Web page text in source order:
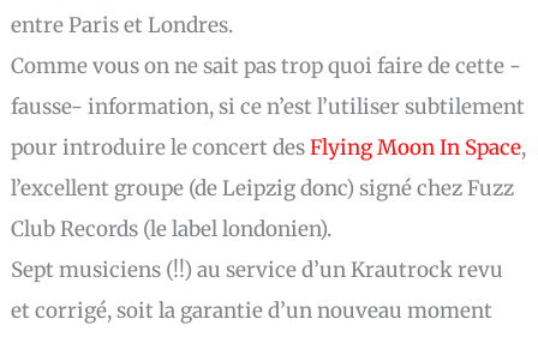
entre Paris et Londres.
Comme vous on ne sait pas trop quoi faire de cette -
fausse- information, si ce n’est l’utiliser subtilement
pour introduire le concert desFlying Moon In Space,
l’excellent groupe (de Leipzig donc) signé chez Fuzz
Club Records (le label londonien).
Sept musiciens (!!) au service d’un Krautrock revu
et corrigé, soit la garantie d’un nouveau moment